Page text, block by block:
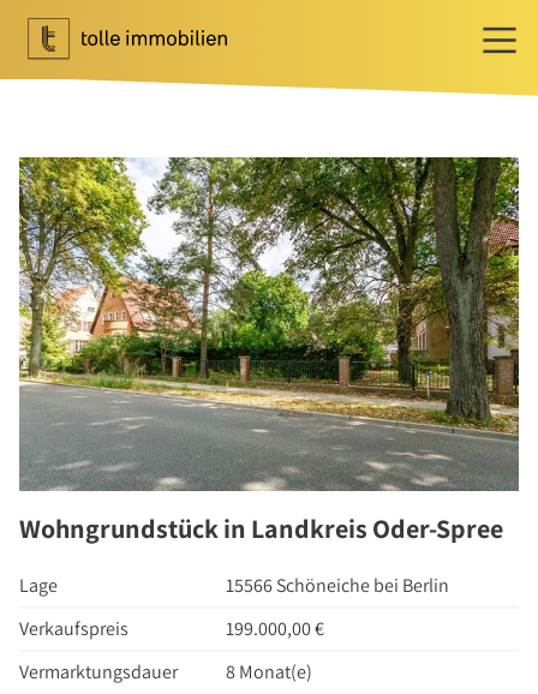
Ihr Makler für Wohnen
Immobilie bewerten
Immobilie verkaufen
Referenzen
Tippgeber
Newsletter Wohnen
Investment
Ihr Makler für Investment
Marktbericht 2025/2026
Investment Suchauftrag
Newsletter Investment
Immobilie kaufen
Immobilienangebote
Wohngrundstück in Landkreis Oder-Spree
Lage
15566 Schöneiche bei Berlin
Verkaufspreis
199.000,00 €
Vermarktungsdauer
8 Monat(e)